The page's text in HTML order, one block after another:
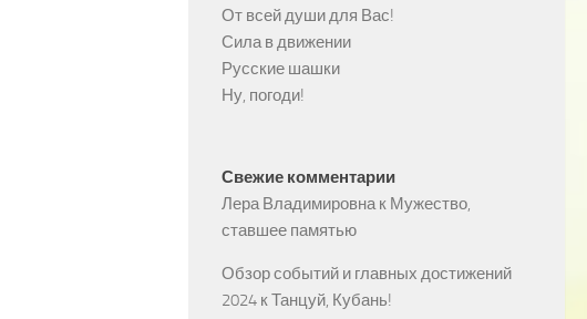
От всей души для Вас!
Сила в движении
Русские шашки
Ну, погоди!
Свежие комментарии
Лера Владимировнак Мужество,
ставшее памятью
Обзор событий и главных достижений
2024 кТанцуй, Кубань!